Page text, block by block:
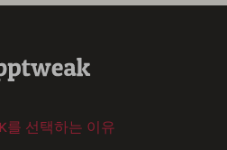
를 선택하는 이유